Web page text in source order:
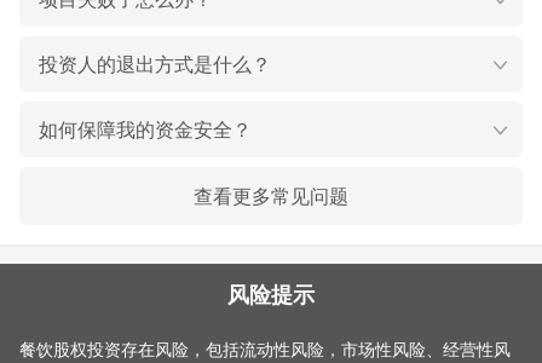
投资人的退出方式是什么？
如何保障我的资金安全？
查看更多常见问题
风险提示
餐饮股权投资存在风险，包括流动性风险，市场性风险、经营性风